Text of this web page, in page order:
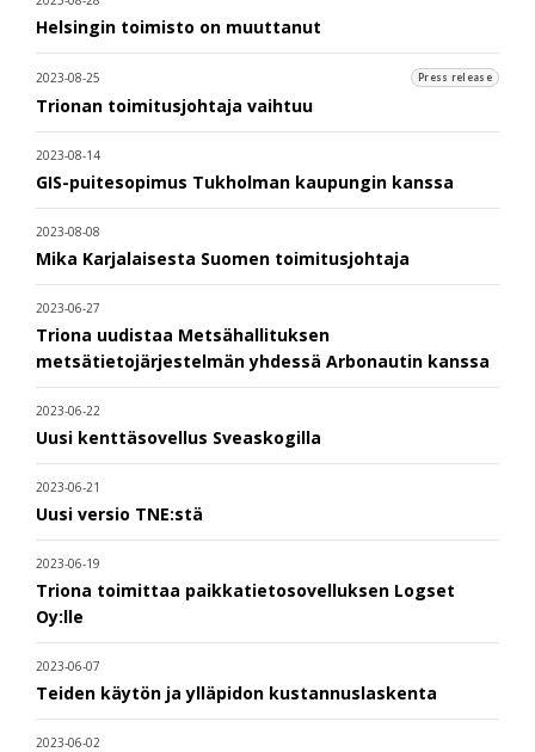
Helsingin toimisto on muuttanut
2023-08-25 Press release
Trionan toimitusjohtaja vaihtuu
2023-08-14
GIS-puitesopimus Tukholman kaupungin kanssa
2023-08-08
Mika Karjalaisesta Suomen toimitusjohtaja
2023-06-27
Triona uudistaa Metsähallituksen
metsätietojärjestelmän yhdessä Arbonautin kanssa
2023-06-22
Uusi kenttäsovellus Sveaskogilla
2023-06-21
Uusi versio TNE:stä
2023-06-19
Triona toimittaa paikkatietosovelluksen Logset
Oy:lle
2023-06-07
Teiden käytön ja ylläpidon kustannuslaskenta
2023-06-02